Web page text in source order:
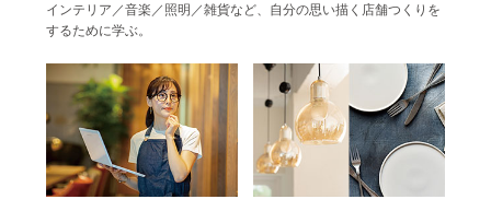
インテリア／音楽／照明／雑貨など、自分の思い描く店舗つくりを
するために学ぶ。